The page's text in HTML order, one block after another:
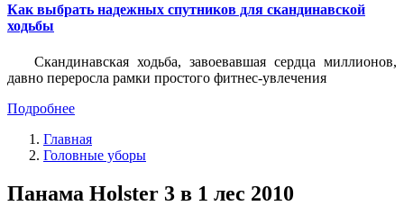
Как выбрать надежных спутников для скандинавской
ходьбы
Скандинавская ходьба, завоевавшая сердца миллионов,
давно переросла рамки простого фитнес-увлечения
Подробнее
Главная
Головные уборы
Панама Holster 3 в 1 лес 2010